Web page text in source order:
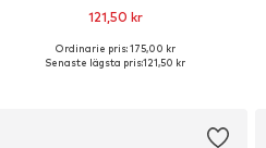
121,50 kr
Tillgängliga storlekar: One Size
Ordinarie pris: 175,00 kr
Senaste lägsta pris:121,50 kr